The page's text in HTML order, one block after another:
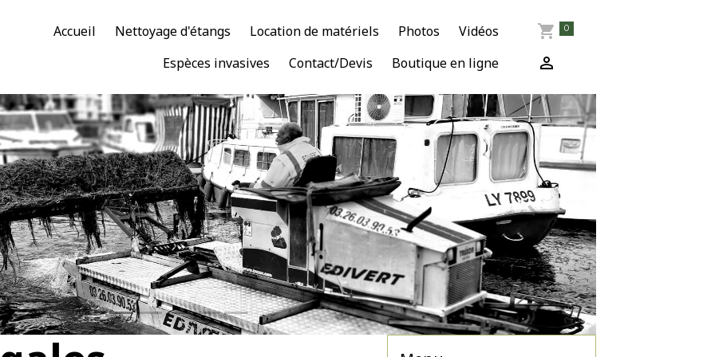
Accueil Nettoyage d'étangs Location de matériels Photos
Vidéos
Espèces invasives
Contact/Devis Boutique en ligne
0
Faucardage - EDIVERT
par un engin amphibie (Truxor) dans un port de plaisance